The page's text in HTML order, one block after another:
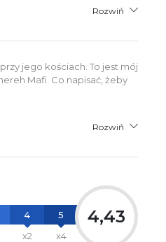
Rozwiń
jego kościach. To jest mój
Mafi. Co napisać, żeby
Rozwiń
4
x2
5
x4
4,43